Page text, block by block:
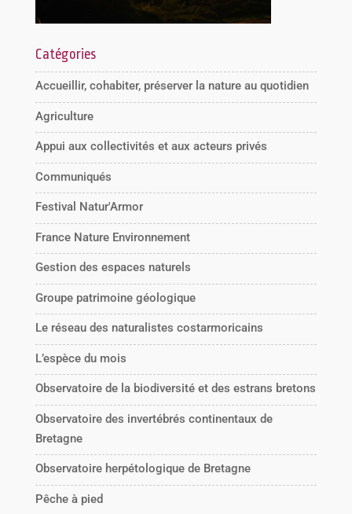
Catégories
Accueillir, cohabiter, préserver la nature au quotidien
Agriculture
Appui aux collectivités et aux acteurs privés
Communiqués
Festival Natur'Armor
France Nature Environnement
Gestion des espaces naturels
Groupe patrimoine géologique
Le réseau des naturalistes costarmoricains
L’espèce du mois
Observatoire de la biodiversité et des estrans bretons
Observatoire des invertébrés continentaux de
Bretagne
Observatoire herpétologique de Bretagne
Pêche à pied